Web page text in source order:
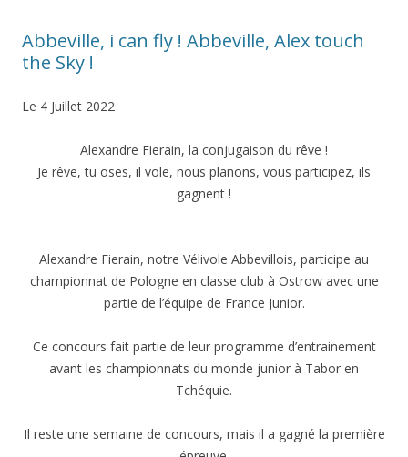
Abbeville, i can fly ! Abbeville, Alex touch
the Sky !
Le 4 Juillet 2022
Alexandre Fierain, la conjugaison du rêve !
Je rêve, tu oses, il vole, nous planons, vous participez, ils
gagnent !
Alexandre Fierain, notre Vélivole Abbevillois, participe au
championnat de Pologne en classe club à Ostrow avec une
partie de l’équipe de France Junior.
Ce concours fait partie de leur programme d’entrainement
avant les championnats du monde junior à Tabor en
Tchéquie.
Il reste une semaine de concours, mais il a gagné la première